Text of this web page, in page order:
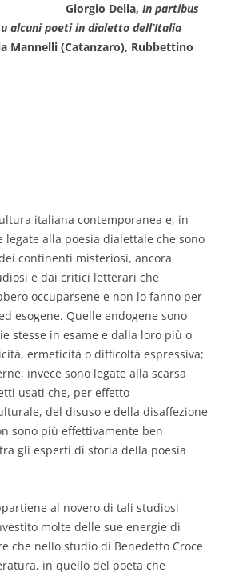
Giorgio Delia, In partibus
alcuni poeti in dialetto dell’Italia
Mannelli (Catanzaro), Rubbettino
italiana contemporanea e, in
legate alla poesia dialettale che sono
continenti misteriosi, ancora
e dai critici letterari che
occuparsene e non lo fanno per
esogene. Quelle endogene sono
stesse in esame e dalla loro più o
ermeticità o difficoltà espressiva;
invece sono legate alla scarsa
usati che, per effetto
del disuso e della disaffezione
sono più effettivamente ben
gli esperti di storia della poesia
al novero di tali studiosi
molte delle sue energie di
che nello studio di Benedetto Croce
in quello del poeta che